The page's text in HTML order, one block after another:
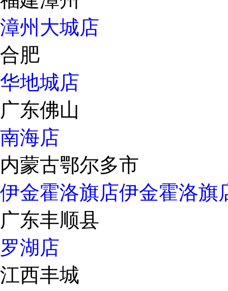
漳州大城店
合肥
华地城店
广东佛山
南海店
内蒙古鄂尔多市
伊金霍洛旗店伊金霍洛旗
广东丰顺县
罗湖店
江西丰城